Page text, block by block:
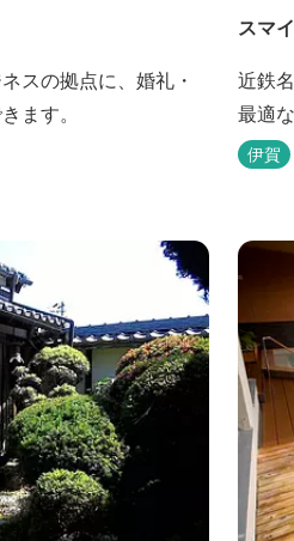
スの拠点に、婚礼・
ます。
スマ
近鉄
最適
伊賀